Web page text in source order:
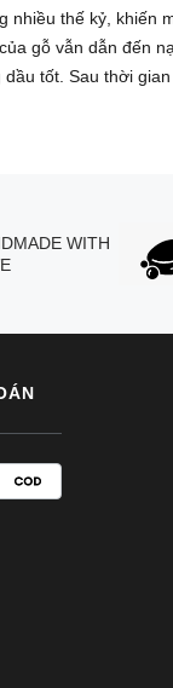
nhiều thế kỷ, khiến
gỗ vẫn dẫn đến
tốt. Sau thời
WITH